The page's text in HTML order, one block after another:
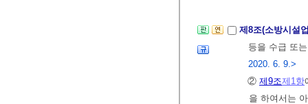
제8조(소방시설
등을 수급 또
2020. 6. 9.>
② 제9조제1항
을 하여서는